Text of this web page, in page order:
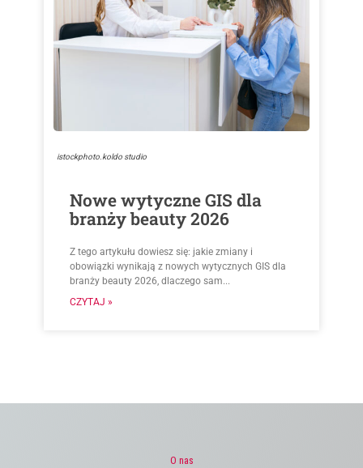
istockphoto.koldo studio
Nowe wytyczne GIS dla
branży beauty 2026
Z tego artykułu dowiesz się: jakie zmiany i
obowiązki wynikają z nowych wytycznych GIS dla
branży beauty 2026, dlaczego sam...
CZYTAJ »
O nas